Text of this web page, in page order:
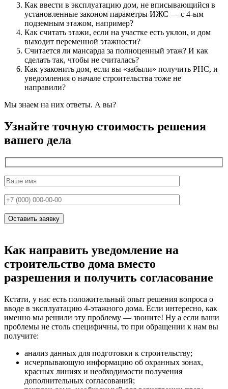
Как ввести в эксплуатацию дом, не вписывающийся в
установленные законом параметры ИЖС — с 4-ым
подземным этажом, например?
Как считать этажи, если на участке есть уклон, и дом
выходит переменной этажности?
Считается ли мансарда за полноценный этаж? И как
сделать так, чтобы не считалась?
Как узаконить дом, если вы «забыли» получить РНС, и
уведомления о начале строительства тоже не
направили?
Мы знаем на них ответы. А вы?
Узнайте точную стоимость решения
вашего дела
Как направить уведомление на
строительство дома вместо
разрешения и получить согласование
Кстати, у нас есть положительный опыт решения вопроса о
вводе в эксплуатацию 4-этажного дома. Если интересно, как
именно мы решили эту проблему — звоните! Ну а если ваши
проблемы не столь специфичны, то при обращении к нам вы
получите:
анализ данных для подготовки к строительству;
исчерпывающую информацию об охранных зонах,
красных линиях и необходимости получения
дополнительных согласований;